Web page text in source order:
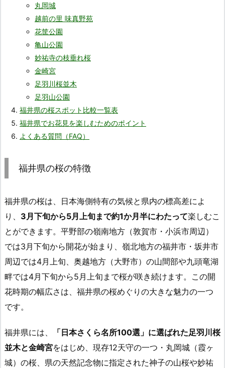
丸岡城
越前の里 味真野苑
花筐公園
亀山公園
妙祐寺の枝垂れ桜
金崎宮
足羽川桜並木
足羽山公園
福井県の桜スポット比較一覧表
福井県でお花見を楽しむためのポイント
よくある質問（FAQ）
福井県の桜の特徴
福井県の桜は、日本海側特有の気候と県内の標高差によ
り、 3月下旬から5月上旬まで約1か月半にわたって楽しむこ
とができます。平野部の嶺南地方（敦賀市・小浜市周辺）
では3月下旬から開花が始まり、嶺北地方の福井市・坂井市
周辺では4月上旬、奥越地方（大野市）の山間部や九頭竜湖
畔では4月下旬から5月上旬まで桜が咲き続けます。この開
花時期の幅広さは、福井県の桜めぐりの大きな魅力の一つ
です。
福井県には、
「日本さくら名所100選」に選ばれた足羽川桜
並木と金崎宮をはじめ、現存12天守の一つ・丸岡城（霞ヶ
城）の桜、県の天然記念物に指定された神子の山桜や妙祐